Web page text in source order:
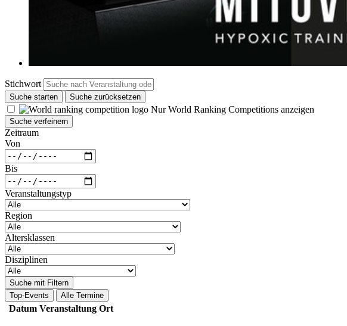
Stichwort
Suche starten Suche zurücksetzen
Nur World Ranking Competitions anzeigen
Suche verfeinern
Zeitraum
Von
Bis
Veranstaltungstyp
Region
Altersklassen
Disziplinen
Suche mit Filtern
Top-Events
Alle Termine
Datum Veranstaltung Ort